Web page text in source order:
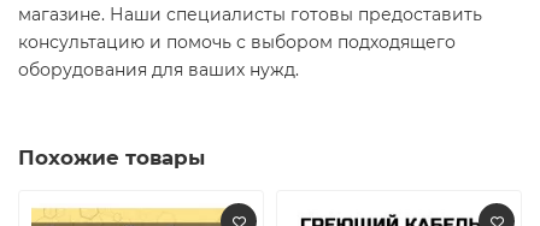
магазине. Наши специалисты готовы предоставить
консультацию и помочь с выбором подходящего
оборудования для ваших нужд.​
Похожие товары